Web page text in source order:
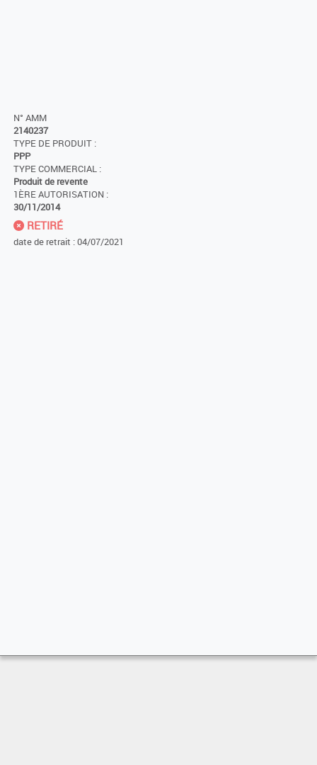
N° AMM
2140237
TYPE DE PRODUIT :
PPP
TYPE COMMERCIAL :
Produit de revente
1ÈRE AUTORISATION :
30/11/2014
RETIRÉ
date de retrait : 04/07/2021